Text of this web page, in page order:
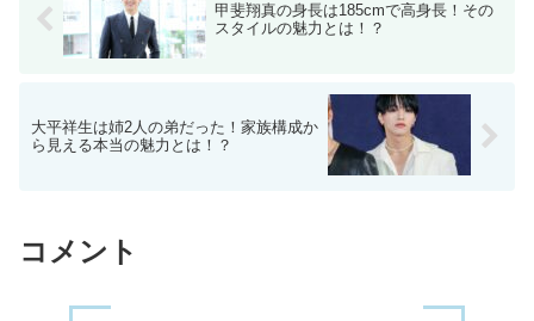
甲斐翔真の身長は185cmで高身長！その
スタイルの魅力とは！？
大平祥生は姉2人の弟だった！家族構成か
ら見える本当の魅力とは！？
コメント